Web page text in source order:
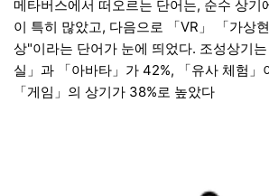
메타버스에서 떠오르는 단어는, 순수 상기
이 특히 많았고, 다음으로 「VR」 「가상
상"이라는 단어가 눈에 띄었다. 조성상기
실」과 「아바타」가 42%, 「유사 체험」
「게임」의 상기가 38%로 높았다